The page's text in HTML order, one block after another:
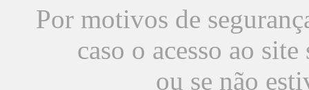
Por motivos de
caso o acesso ao
ou se não